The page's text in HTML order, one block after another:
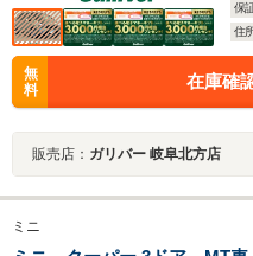
保
住
無
料
在庫確
販売店： ガリバー 岐阜北方店
ミニ